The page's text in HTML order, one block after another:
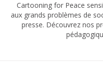
Cartooning for Peace
aux grands problèmes de
presse. Découvrez nos